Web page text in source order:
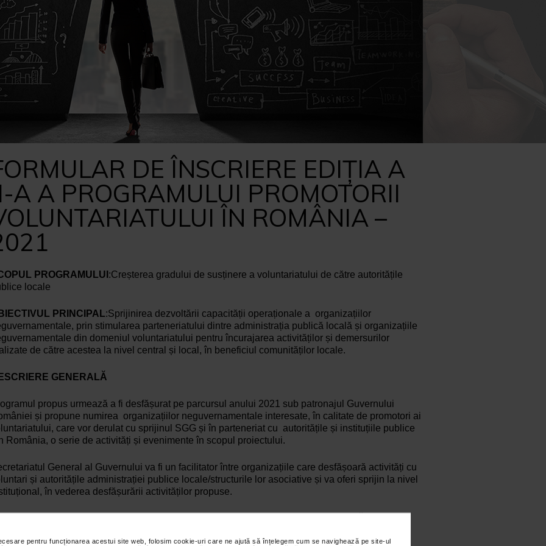
pentru funcționarea acestui site web, folosim cookie-uri care ne ajută să înțelegem cum se navighează pe site-ul
CAPACITATE ADMINISTRATIVA
DE ÎNSCRIERE EDIȚIA A
A A PROGRAMULUI PROMOTORII
ÎN ROMÂNIA –
PROGRAMULUI :Creșterea gradului de susținere a voluntariatului de către autoritățile
locale
PRINCIPAL:Sprijinirea dezvoltării capacității operaționale a organizațiilor
prin stimularea parteneriatului dintre administrația publică locală și organizațiile
din domeniul voluntariatului pentru încurajarea activităților și demersurilor
de către acestea la nivel central și local, în beneficiul comunităților locale.
GENERALĂ
propus urmează a fi desfășurat pe parcursul anului 2021 sub patronajul Guvernului
și propune numirea organizațiilor neguvernamentale interesate, în calitate de promotori ai
care vor derulat cu sprijinul SGG și în parteneriat cu autoritățile și instituțiile publice
România, o serie de activități și evenimente în scopul proiectului.
General al Guvernului va fi un facilitator între organizațiile care desfășoară activități cu
și autoritățile administrației publice locale/structurile lor asociative și va oferi sprijin la nivel
în vederea desfășurării activităților propuse.